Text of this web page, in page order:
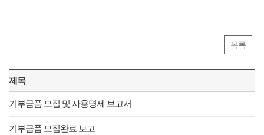
목록
제목
기부금품 모집 및 사용명세 보고서
기부금품 모집완료 보고